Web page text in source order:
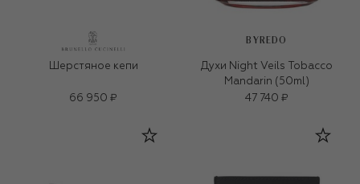
Шерстяное кепи
66 950 ₽
BYREDO
Духи Night Veils Tobacco
Mandarin (50ml)
47 740 ₽